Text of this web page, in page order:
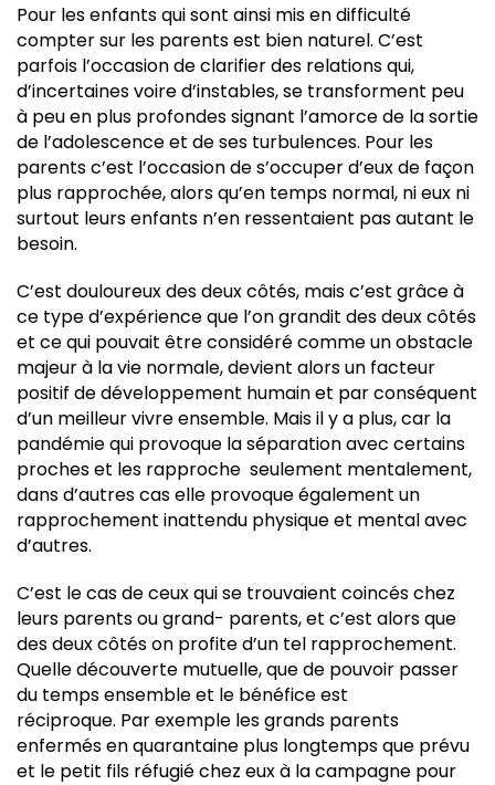
Pour les enfants qui sont ainsi mis en difficulté
compter sur les parents est bien naturel. C’est
parfois l’occasion de clarifier des relations qui,
d’incertaines voire d’instables, se transforment peu
à peu en plus profondes signant l’amorce de la sortie
de l’adolescence et de ses turbulences. Pour les
parents c’est l’occasion de s’occuper d’eux de façon
plus rapprochée, alors qu’en temps normal, ni eux ni
surtout leurs enfants n’en ressentaient pas autant le
besoin.
C’est douloureux des deux côtés, mais c’est grâce à
ce type d’expérience que l’on grandit des deux côtés
et ce qui pouvait être considéré comme un obstacle
majeur à la vie normale, devient alors un facteur
positif de développement humain et par conséquent
d’un meilleur vivre ensemble. Mais il y a plus, car la
pandémie qui provoque la séparation avec certains
proches et les rapproche seulement mentalement,
dans d’autres cas elle provoque également un
rapprochement inattendu physique et mental avec
d’autres.
C’est le cas de ceux qui se trouvaient coincés chez
leurs parents ou grand- parents, et c’est alors que
des deux côtés on profite d’un tel rapprochement.
Quelle découverte mutuelle, que de pouvoir passer
du temps ensemble et le bénéfice est
réciproque. Par exemple les grands parents
enfermés en quarantaine plus longtemps que prévu
et le petit fils réfugié chez eux à la campagne pour